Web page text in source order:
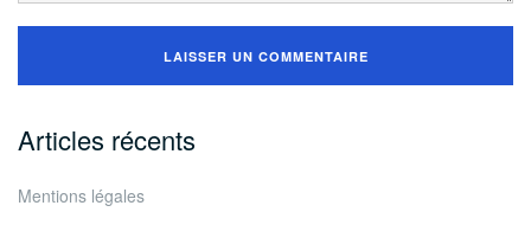
Articles récents
Mentions légales